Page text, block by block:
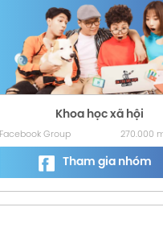
Khoa học xã hội
Facebook Group 270.000
Tham gia nhóm